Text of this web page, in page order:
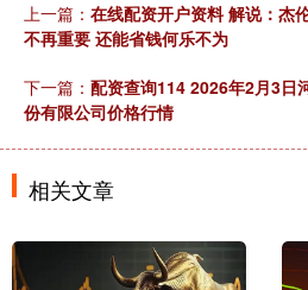
上一篇： 在线配资开户资料 解说：杰
不再重要 还能省钱何乐不为
下一篇： 配资查询114 2026年2月3日
份有限公司价格行情
相关文章